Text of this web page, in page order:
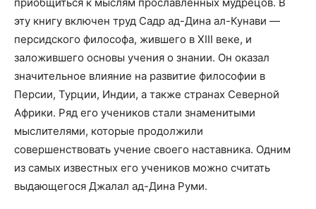
эту книгу включен труд Садр ад-Дина ал-Кунави —
персидского философа, жившего в XIII веке, и
заложившего основы учения о знании. Он оказал
значительное влияние на развитие философии в
Персии, Турции, Индии, а также странах Северной
Африки. Ряд его учеников стали знаменитыми
мыслителями, которые продолжили
совершенствовать учение своего наставника. Одним
из самых известных его учеников можно считать
выдающегося Джалал ад-Дина Руми.